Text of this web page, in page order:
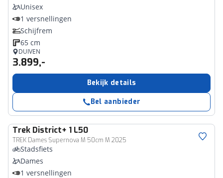
Unisex
1 versnellingen
Schijfrem
65 cm
DUIVEN
3.899,-
Bekijk details
Bel aanbieder
Trek District+ 1 L50
TREK Dames Supernova M 50cm M 2025
Stadsfiets
Dames
1 versnellingen